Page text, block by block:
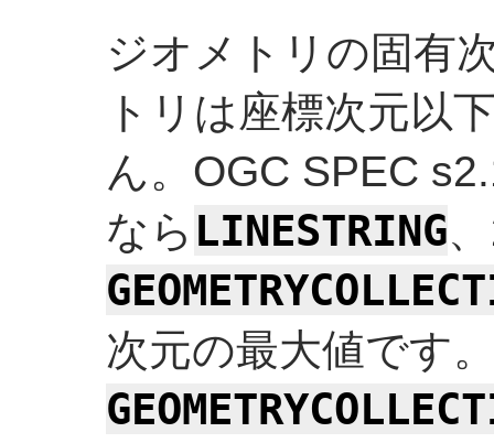
ジオメトリの固有
トリは座標次元以
ん。OGC SPEC
なら LINESTRING
次元の最大値です